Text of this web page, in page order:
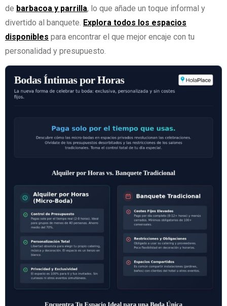
de barbacoa y parrilla, lo que añade un toque informal y
divertido al banquete. Explora todos los espacios
disponibles para encontrar el que mejor encaje con tu
personalidad y presupuesto.